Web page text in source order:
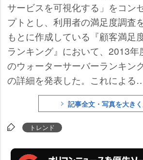
サービスを可視化する」をコン
プトとし、利用者の満足度調査
もとに作成している『顧客満足
ランキング』において、2013年
のウォーターサーバーランキン
の詳細を発表した。これによる
と、ウォーターサーバー購入の
っかけとして【水道水の安全性
不安を感じたから】や【災害時の
位となっており、今もなお震災
記事全文・写真を大き
トレンド